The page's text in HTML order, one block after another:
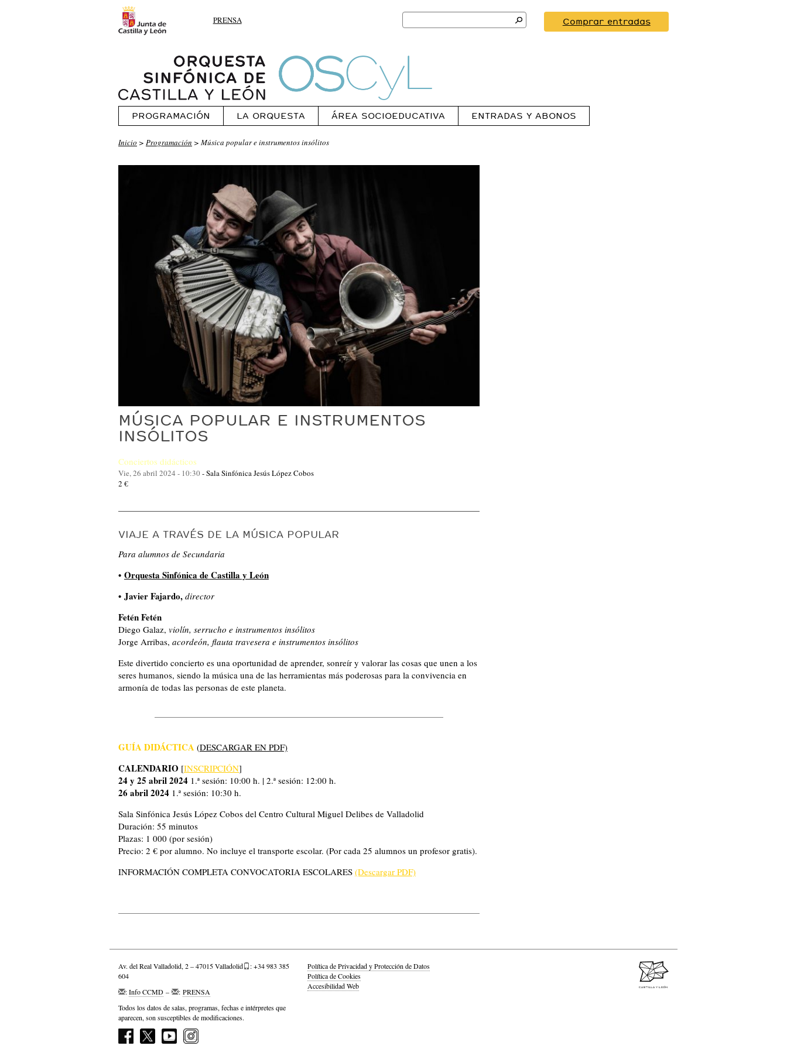
PRENSA
Search
for:
Comprar entradas
PROGRAMACIÓN LA ORQUESTA ÁREA SOCIOEDUCATIVA ENTRADAS Y ABONOS
Inicio > Programación > Música popular e instrumentos insólitos
MÚSICA POPULAR E INSTRUMENTOS
INSÓLITOS
Conciertos didácticos
Vie, 26 abril 2024 - 10:30-Sala Sinfónica Jesús López Cobos
2 €
VIAJE A TRAVÉS DE LA MÚSICA POPULAR
Para alumnos de Secundaria
• Orquesta Sinfónica de Castilla y León
• Javier Fajardo, director
Fetén Fetén
Diego Galaz, violín, serrucho e instrumentos insólitos
Jorge Arribas, acordeón, flauta travesera e instrumentos insólitos
Este divertido concierto es una oportunidad de aprender, sonreír y valorar las cosas que unen a los
seres humanos, siendo la música una de las herramientas más poderosas para la convivencia en
armonía de todas las personas de este planeta.
GUÍA DIDÁCTICA (DESCARGAR EN PDF)
CALENDARIO [INSCRIPCIÓN]
24 y 25 abril 2024 1.ª sesión: 10:00 h. | 2.ª sesión: 12:00 h.
26 abril 2024 1.ª sesión: 10:30 h.
Sala Sinfónica Jesús López Cobos del Centro Cultural Miguel Delibes de Valladolid
Duración: 55 minutos
Plazas: 1 000 (por sesión)
Precio: 2 € por alumno. No incluye el transporte escolar. (Por cada 25 alumnos un profesor gratis).
INFORMACIÓN COMPLETA CONVOCATORIA ESCOLARES (Descargar PDF)
Av. del Real Valladolid, 2 – 47015 Valladolid
: +34 983 385
604
:Info CCMD – : PRENSA
Todos los datos de salas, programas, fechas e intérpretes que
aparecen, son susceptibles de modificaciones.
Política de Privacidad y Protección de Datos
Política de Cookies
Accesibilidad Web